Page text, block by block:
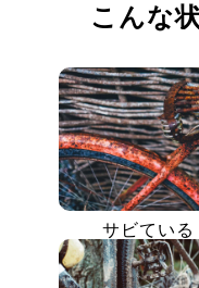
こんな
サビている